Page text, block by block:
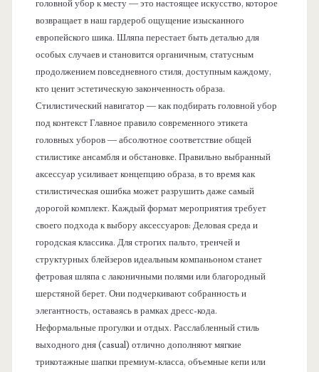
головной убор к месту — это настоящее искусство, которое
возвращает в наш гардероб ощущение изысканного
европейского шика. Шляпа перестает быть деталью для
особых случаев и становится органичным, статусным
продолжением повседневного стиля, доступным каждому,
кто ценит эстетическую законченность образа.
Стилистический навигатор — как подбирать головной убор
под контекст Главное правило современного этикета
головных уборов — абсолютное соответствие общей
стилистике ансамбля и обстановке. Правильно выбранный
аксессуар усиливает концепцию образа, в то время как
стилистическая ошибка может разрушить даже самый
дорогой комплект. Каждый формат мероприятия требует
своего подхода к выбору аксессуаров: Деловая среда и
городская классика. Для строгих пальто, тренчей и
структурных блейзеров идеальным компаньоном станет
фетровая шляпа с лаконичными полями или благородный
шерстяной берет. Они подчеркивают собранность и
элегантность, оставаясь в рамках дресс-кода.
Неформальные прогулки и отдых. Расслабленный стиль
выходного дня (casual) отлично дополняют мягкие
трикотажные шапки премиум-класса, объемные кепи или